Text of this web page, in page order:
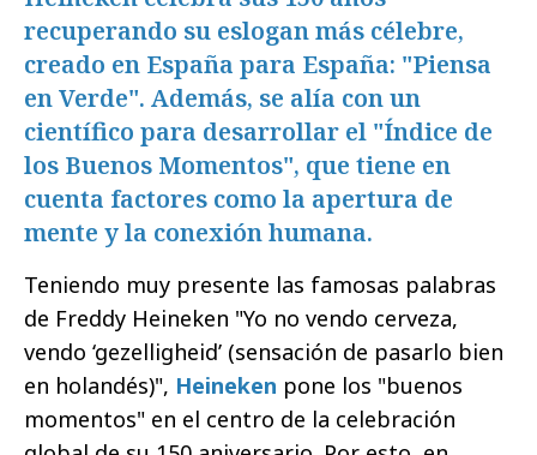
recuperando su eslogan más célebre,
creado en España para España: "Piensa
en Verde". Además, se alía con un
científico para desarrollar el "Índice de
los Buenos Momentos", que tiene en
cuenta factores como la apertura de
mente y la conexión humana.
Teniendo muy presente las famosas palabras
de Freddy Heineken "Yo no vendo cerveza,
vendo ‘gezelligheid’ (sensación de pasarlo bien
en holandés)", Heineken pone los "buenos
momentos" en el centro de la celebración